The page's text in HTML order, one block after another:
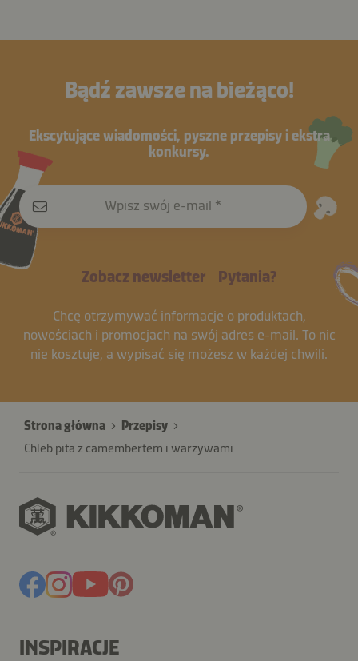
Bądź zawsze na bieżąco!
Ekscytujące wiadomości, pyszne przepisy i ekstra
konkursy.
Wpisz swój e-mail
Zobacz newsletter Pytania?
Chcę otrzymywać informacje o produktach,
nowościach i promocjach na swój adres e-mail. To nic
nie kosztuje, a wypisać się możesz w każdej chwili.
Strona główna
Przepisy
Chleb pita z camembertem i warzywami
INSPIRACJE